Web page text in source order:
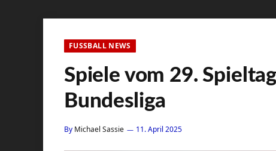
FUSSBALL NEWS
Spiele vom 29.
Bundesliga
By Michael Sassie 11. April 2025